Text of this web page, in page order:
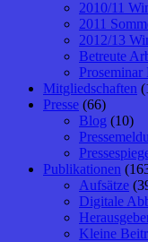
2010/11
2011
2012/13
Betreute
Mitgliedschaften
Presse (66)
Blog (10)
Publikationen
Aufsätze
Digitale
Kleine